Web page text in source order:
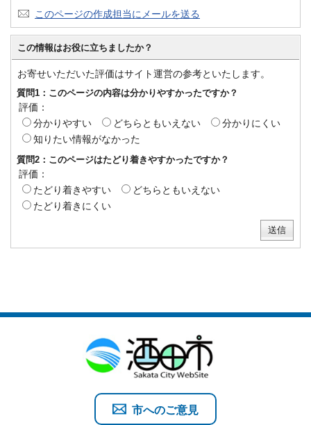
このページの作成担当にメールを送る
この情報はお役に立ちましたか？
お寄せいただいた評価はサイト運営の参考といたします。
質問1：このページの内容は分かりやすかったですか？
評価：
分かりやすい
どちらともいえない
分かりにくい
知りたい情報がなかった
質問2：このページはたどり着きやすかったですか？
評価：
たどり着きやすい
どちらともいえない
たどり着きにくい
市へのご意見